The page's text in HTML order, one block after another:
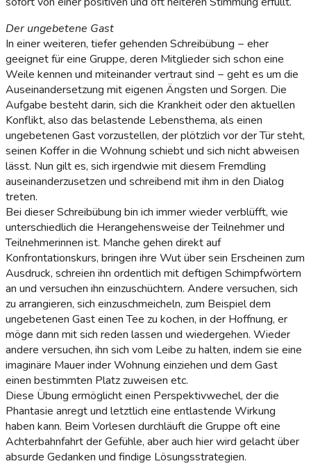
Der ungebetene Gast
In einer weiteren, tiefer gehenden Schreibübung − eher
geeignet für eine Gruppe, deren Mitglieder sich schon eine
Weile kennen und miteinander vertraut sind − geht es um die
Auseinandersetzung mit eigenen Ängsten und Sorgen. Die
Aufgabe besteht darin, sich die Krankheit oder den aktuellen
Konflikt, also das belastende Lebensthema, als einen
ungebetenen Gast vorzustellen, der plötzlich vor der Tür steht,
seinen Koffer in die Wohnung schiebt und sich nicht abweisen
lässt. Nun gilt es, sich irgendwie mit diesem Fremdling
auseinanderzusetzen und schreibend mit ihm in den Dialog
treten.
Bei dieser Schreibübung bin ich immer wieder verblüfft, wie
unterschiedlich die Herangehensweise der Teilnehmer und
Teilnehmerinnen ist. Manche gehen direkt auf
Konfrontationskurs, bringen ihre Wut über sein Erscheinen zum
Ausdruck, schreien ihn ordentlich mit deftigen Schimpfwörtern
an und versuchen ihn einzuschüchtern. Andere versuchen, sich
zu arrangieren, sich einzuschmeicheln, zum Beispiel dem
ungebetenen Gast einen Tee zu kochen, in der Hoffnung, er
möge dann mit sich reden lassen und wiedergehen. Wieder
andere versuchen, ihn sich vom Leibe zu halten, indem sie eine
imaginäre Mauer inder Wohnung einziehen und dem Gast
einen bestimmten Platz zuweisen etc.
Diese Übung ermöglicht einen Perspektivwechel, der die
Phantasie anregt und letztlich eine entlastende Wirkung
haben kann. Beim Vorlesen durchläuft die Gruppe oft eine
Achterbahnfahrt der Gefühle, aber auch hier wird gelacht über
absurde Gedanken und findige Lösungsstrategien.